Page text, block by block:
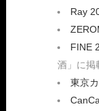
Ray
FINE
酒」に掲
東京